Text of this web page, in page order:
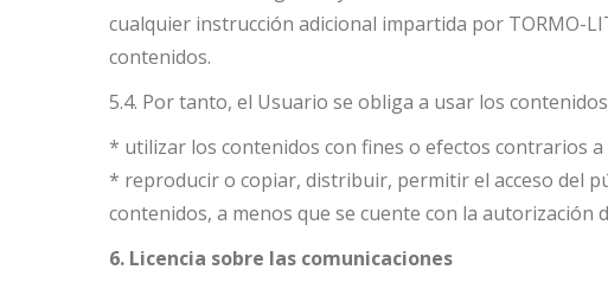
cualquier instrucción adicional impartida por TORMO-
contenidos.
5.4. Por tanto, el Usuario se obliga a usar los
* utilizar los contenidos con fines o efectos contrarios
* reproducir o copiar, distribuir, permitir el acceso del
contenidos, a menos que se cuente con la
6. Licencia sobre las comunicaciones